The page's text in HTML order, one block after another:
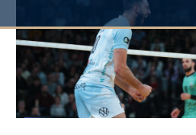
SAISON 24/25-10